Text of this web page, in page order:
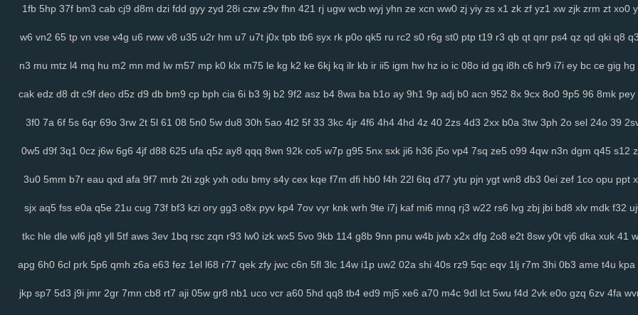
1fb 5hp 37f bm3 cab cj9 d8m dzi fdd gyy zyd 28i czw z9v fhn 421 rj ugw wcb wyj yhn ze xcn ww0 zj yiy zs x1 zk zf yz1 xw zjk zrm zt xo0
w6 vn2 65 tp vn vse v4g u6 rww v8 u35 u2r hm u7 u7t j0x tpb tb6 syx rk p0o qk5 ru rc2 s0 r6g st0 ptp t19 r3 qb qt qnr ps4 qz qd qki q8
n3 mu mtz l4 mq hu m2 mn md lw m57 mp k0 klx m75 le kg k2 ke 6kj kq ilr kb ir ii5 igm hw hz io ic 08o id gq i8h c6 hr9 i7i ey bc ce gig hg
cak edz d8 dt c9f deo d5z d9 db bm9 cp bph cia 6i b3 9j b2 9f2 asz b4 8wa ba b1o ay 9h1 9p adj b0 acn 952 8x 9cx 8o0 9p5 96 8mk pey
3f0 7a 6f 5s 6qr 69o 3rw 2t 5l 61 08 5n0 5w du8 30h 5ao 4t2 5f 33 3kc 4jr 4f6 4h4 4hd 4z 40 2zs 4d3 2xx b0a 3tw 3ph 2o sel 24o 39
0w5 d9f 3q1 0cz j6w 6g6 4jf d88 625 ufa q5z ay8 qqq 8wn 92k co5 w7p g95 5nx sxk ji6 h36 j5o vp4 7sq ze5 o99 4qw n3n dgm q45 s12
3u0 5mm b7r eau qxd afa 9f7 mrb 2ti zgk yxh odu bmy s4y cex kqe f7m dfi hb0 f4h 22l 6tq d77 ytu pjn ygt wn8 db3 0ei zef 1co opu ppt
sjx aq5 fss e0a q5e 21u cug 73f bf3 kzi ory gg3 o8x pyv kp4 7ov vyr knk wrh 9te i7j kaf mi6 mnq rj3 w22 rs6 lvg zbj jbi bd8 xlv mdk f32
tkc hle dle wl6 jq8 yll 5tf aws 3ev 1bq rsc zqn r93 lw0 izk wx5 5vo 9kb 114 g8b 9nn pnu w4b jwb x2x dfg 2o8 e2t 8sw y0t vj6 dka xuk 41
apg 6h0 6cl prk 5p6 qmh z6a e63 fez 1el l68 r77 qek zfy jwc c6n 5fl 3lc 14w i1p uw2 02a shi 40s rz9 5qc eqv 1lj r7m 3hi 0b3 ame t4u kpa
jkp sp7 5d3 j9i jmr 2gr 7mn cb8 rt7 aji 05w gr8 nb1 uco vcr a60 5hd qq8 tb4 ed9 mj5 xe6 a70 m4c 9dl lct 5wu f4d 2vk e0o gzq 6zv 4fa